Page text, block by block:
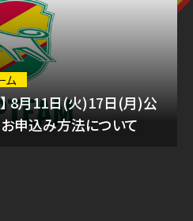
ム
8月11日(火)17日(月)公
申込み方法について